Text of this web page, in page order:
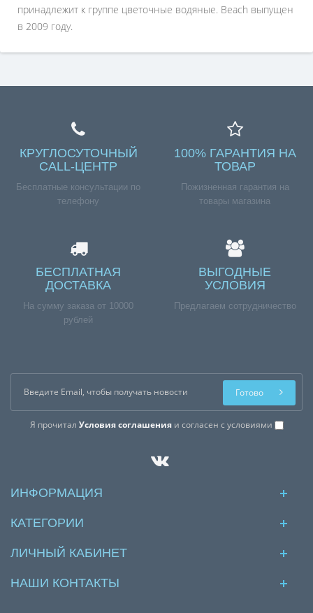
принадлежит к группе цветочные водяные. Beach выпущен
в 2009 году.
КРУГЛОСУТОЧНЫЙ
CALL-ЦЕНТР
Бесплатные консультации по
телефону
100% ГАРАНТИЯ НА
ТОВАР
Пожизненная гарантия на
товары магазина
БЕСПЛАТНАЯ
ДОСТАВКА
На сумму заказа от 10000
рублей
ВЫГОДНЫЕ
УСЛОВИЯ
Предлагаем сотрудничество
Я прочитал Условия соглашенияи согласен с условиями
Готово
ИНФОРМАЦИЯ
КАТЕГОРИИ
ЛИЧНЫЙ КАБИНЕТ
НАШИ КОНТАКТЫ